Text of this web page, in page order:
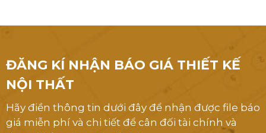
ĐĂNG KÍ NHẬN BÁO GIÁ THIẾT KẾ
NỘI THẤT
Hãy điền thông tin dưới đây để nhận được file báo
giá miễn phí và chi tiết để cân đối tài chính và